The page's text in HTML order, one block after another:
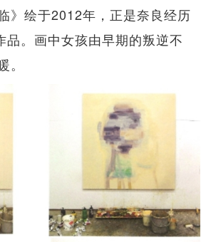
》绘于2012年，正是奈良经历
品。画中女孩由早期的叛逆不